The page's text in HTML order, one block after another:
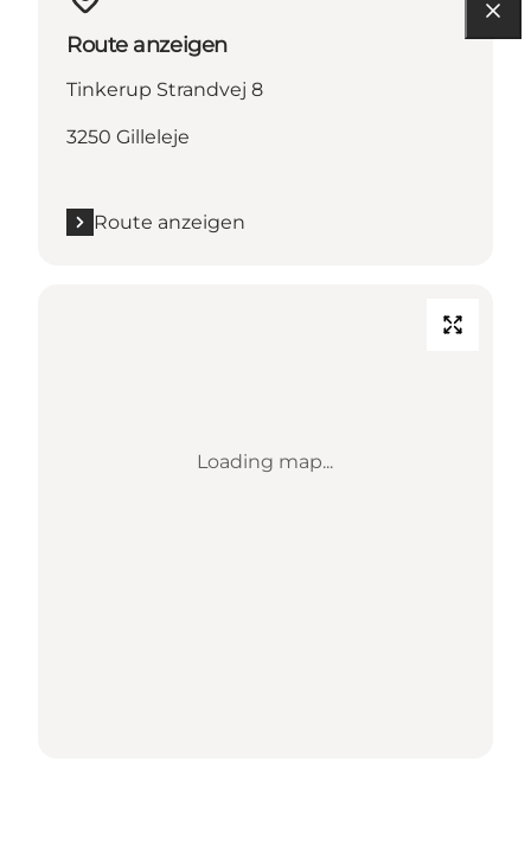
Route anzeigen
Tinkerup Strandvej 8
3250 Gilleleje
Route anzeigen
Loading map...